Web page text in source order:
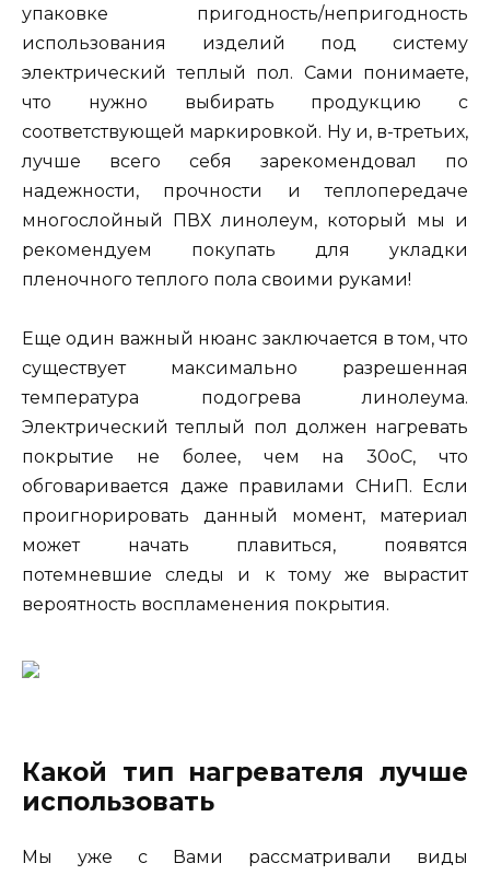
упаковке пригодность/непригодность
использования изделий под систему
электрический теплый пол. Сами понимаете,
что нужно выбирать продукцию с
соответствующей маркировкой. Ну и, в-третьих,
лучше всего себя зарекомендовал по
надежности, прочности и теплопередаче
многослойный ПВХ линолеум, который мы и
рекомендуем покупать для укладки
пленочного теплого пола своими руками!
Еще один важный нюанс заключается в том, что
существует максимально разрешенная
температура подогрева линолеума.
Электрический теплый пол должен нагревать
покрытие не более, чем на 30оС, что
обговаривается даже правилами СНиП. Если
проигнорировать данный момент, материал
может начать плавиться, появятся
потемневшие следы и к тому же вырастит
вероятность воспламенения покрытия.
Какой тип нагревателя лучше
использовать
Мы уже с Вами рассматривали виды